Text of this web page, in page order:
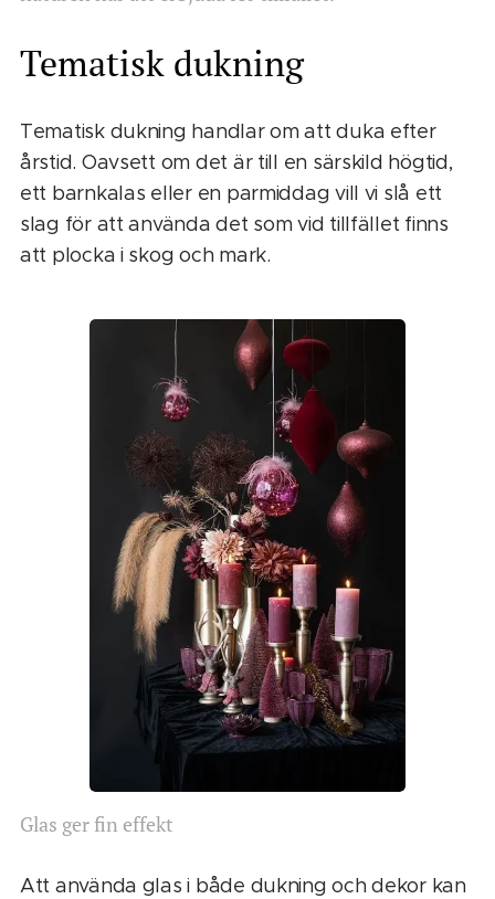
Tematisk dukning
Tematisk dukning handlar om att duka efter
årstid. Oavsett om det är till en särskild högtid,
ett barnkalas eller en parmiddag vill vi slå ett
slag för att använda det som vid tillfället finns
att plocka i skog och mark.
Glas ger fin effekt
Att använda glas i både dukning och dekor kan